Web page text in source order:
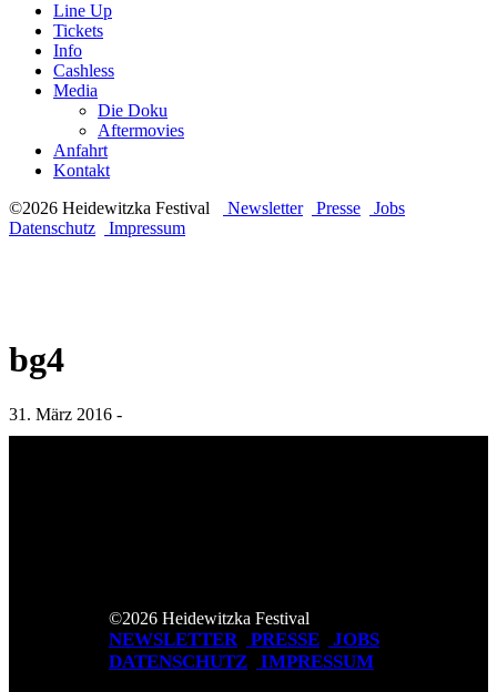
Line Up
Tickets
Info
Cashless
Media
Die Doku
Aftermovies
Anfahrt
Kontakt
©2026 Heidewitzka Festival
Newsletter Presse
Jobs
Datenschutz
Impressum
bg4
31. März 2016 -
©2026 Heidewitzka Festival
NEWSLETTER PRESSE
JOBS
DATENSCHUTZ
IMPRESSUM